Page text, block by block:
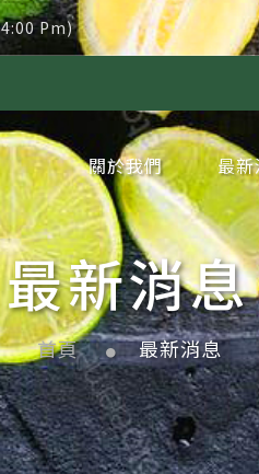
Pm)
新品｜冷
關於我們
企業簡介
企業沿革
品牌理念
網站地圖
隱私權政策
最
公告
新聞
最新消息
首頁 最新消息